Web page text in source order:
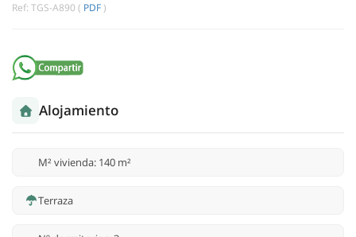
Ref: TGS-A890 ( PDF )
Alojamiento
M² vivienda: 140 m²
Terraza